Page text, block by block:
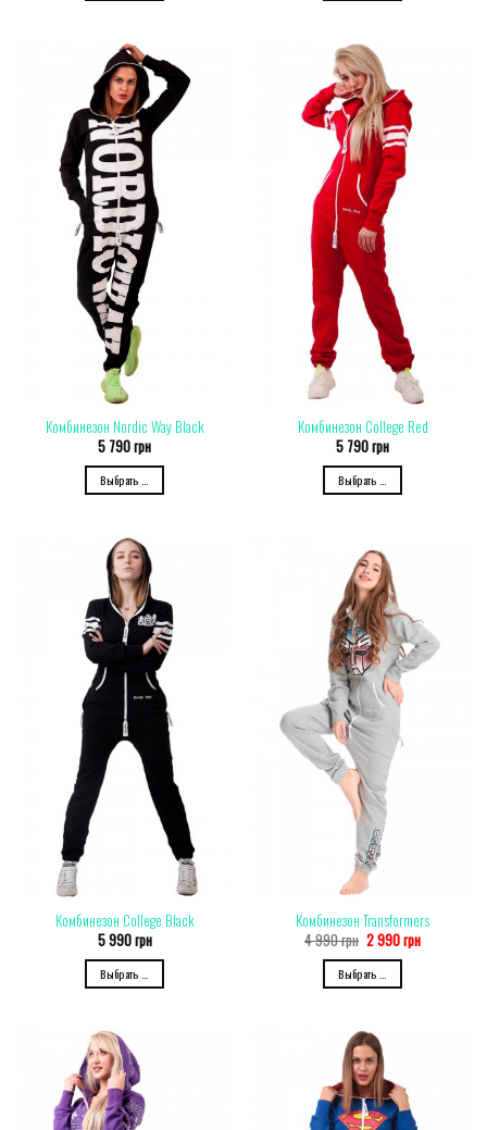
Комбинезон Nordic Way Black
5 790грн
Выбрать ...
Комбинезон College Red
5 790грн
Выбрать ...
Комбинезон College Black
5 990грн
Выбрать ...
Комбинезон Transformers
4 990грн 2 990грн
Выбрать ...